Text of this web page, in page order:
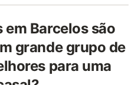
Barcelos são
grande grupo de
para uma